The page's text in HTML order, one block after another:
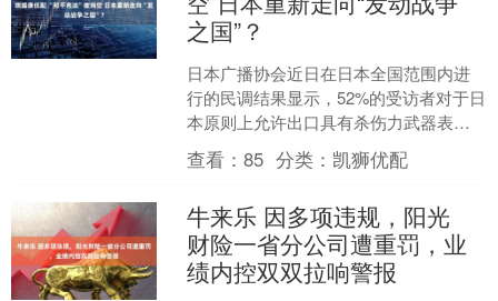
之国”？
日本广播协会近日在日本全国范围内进
行的民调结果显示，52%的受访者对于日
本原则上允许出口具有杀伤力武器表示
反对；35%的受访者表示赞成。 这一最
新民调数据，显示....
查看：85 分类： 凯狮优配
牛来乐 因多项违规，阳光
财险一省分公司遭重罚，业
绩内控双双拉响警报